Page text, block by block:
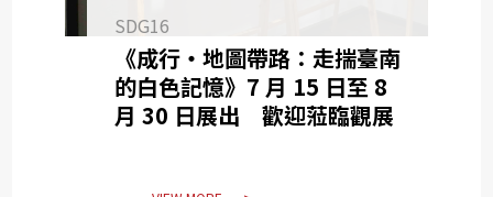
SDG16
《成行・地圖帶路：走揣臺南
的白色記憶》7 月 15 日至 8
月 30 日展出 歡迎蒞臨觀展